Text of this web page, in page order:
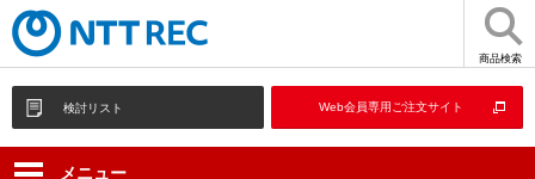
商品検索
検討リスト Web会員専用ご注文サイト
メニュー